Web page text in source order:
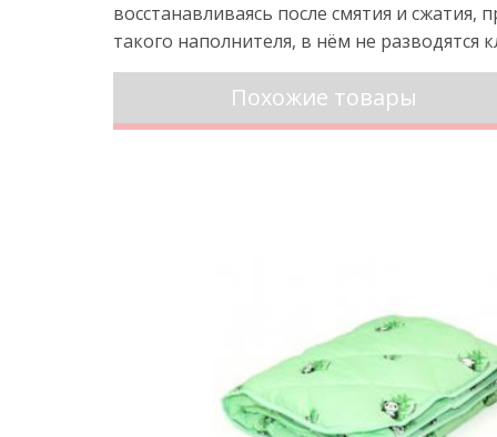
восстанавливаясь после смятия и сжатия,
такого наполнителя, в нём не разводятся
Похожие товары